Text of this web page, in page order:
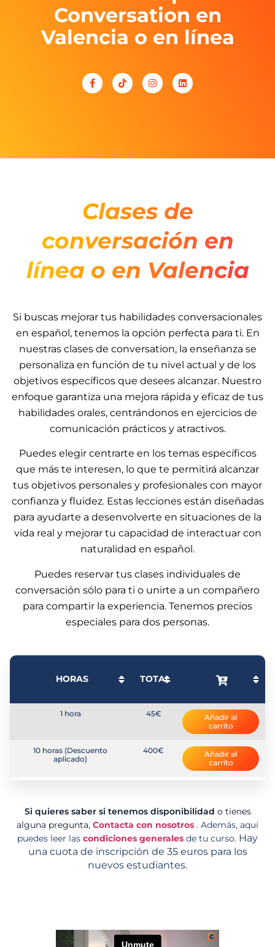
Conversation en
Valencia o en línea
Clases de
conversación en
línea o en Valencia
Si buscas mejorar tus habilidades conversacionales
en español, tenemos la opción perfecta para ti. En
nuestras clases de conversation, la enseñanza se
personaliza en función de tu nivel actual y de los
objetivos específicos que desees alcanzar. Nuestro
enfoque garantiza una mejora rápida y eficaz de tus
habilidades orales, centrándonos en ejercicios de
comunicación prácticos y atractivos.
Puedes elegir centrarte en los temas específicos
que más te interesen, lo que te permitirá alcanzar
tus objetivos personales y profesionales con mayor
confianza y fluidez. Estas lecciones están diseñadas
para ayudarte a desenvolverte en situaciones de la
vida real y mejorar tu capacidad de interactuar con
naturalidad en español.
Puedes reservar tus clases individuales de
conversación sólo para ti o unirte a un compañero
para compartir la experiencia. Tenemos precios
especiales para dos personas.
HORAS TOTAL
1 hora 45€
Añadir al
carrito
10 horas (Descuento
aplicado)
400€
Añadir al
carrito
Si quieres saber si tenemos disponibilidad o tienes
alguna pregunta, Contacta con nosotros . Además, aquí
puedes leer las condiciones generales de tu curso. Hay
una cuota de inscripción de 35 euros para los
nuevos estudiantes.